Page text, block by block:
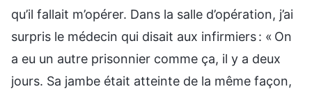
qu’il fallait m’opérer. Dans la salle d’opération, j’ai
surpris le médecin qui disait aux infirmiers : « On
a eu un autre prisonnier comme ça, il y a deux
jours. Sa jambe était atteinte de la même façon,